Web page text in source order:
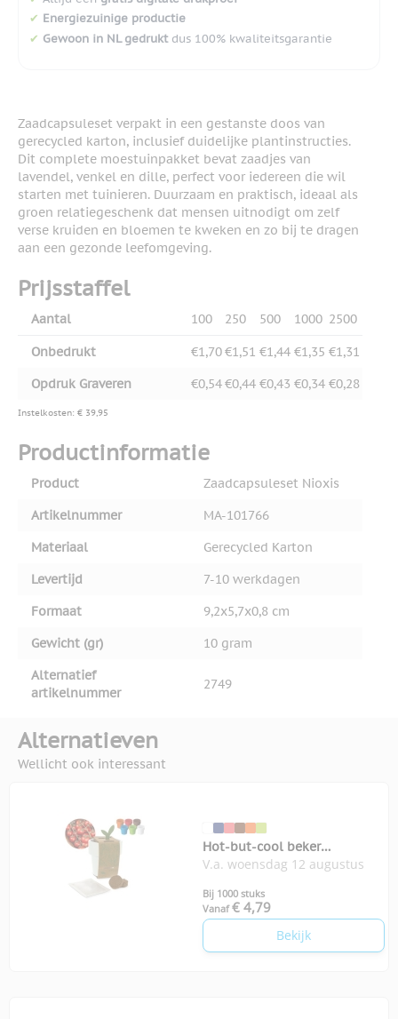
✔ Energiezuinige productie
✔ Gewoon in NL gedruktdus 100% kwaliteitsgarantie
Zaadcapsuleset verpakt in een gestanste doos van
gerecycled karton, inclusief duidelijke plantinstructies.
Dit complete moestuinpakket bevat zaadjes van
lavendel, venkel en dille, perfect voor iedereen die wil
starten met tuinieren. Duurzaam en praktisch, ideaal als
groen relatiegeschenk dat mensen uitnodigt om zelf
verse kruiden en bloemen te kweken en zo bij te dragen
aan een gezonde leefomgeving.
Prijsstaffel
Aantal 100 250 500 1000 2500
Onbedrukt €1,70€1,51 €1,44 €1,35 €1,31
Opdruk Graveren
€0,54€0,44 €0,43 €0,34 €0,28
Instelkosten: € 39,95
Productinformatie
Product
Zaadcapsuleset Nioxis
Artikelnummer
MA-101766
Materiaal
Gerecycled Karton
Levertijd
7-10 werkdagen
Formaat
9,2x5,7x0,8 cm
Gewicht (gr)
10 gram
Alternatief
artikelnummer
2749
Alternatieven
Wellicht ook interessant
Hot-but-cool beker
kerstomatenzaadjes
V.a. woensdag 12 augustus
Bij 1000 stuks
Vanaf € 4,79
Bekijk